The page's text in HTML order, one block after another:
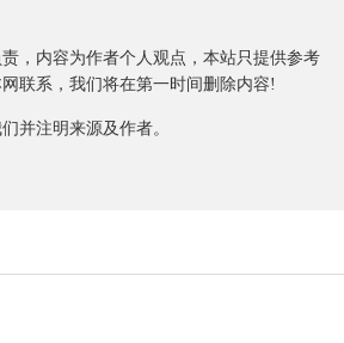
，内容为作者个人观点，本站只提供参考
联系，我们将在第一时间删除内容!
并注明来源及作者。